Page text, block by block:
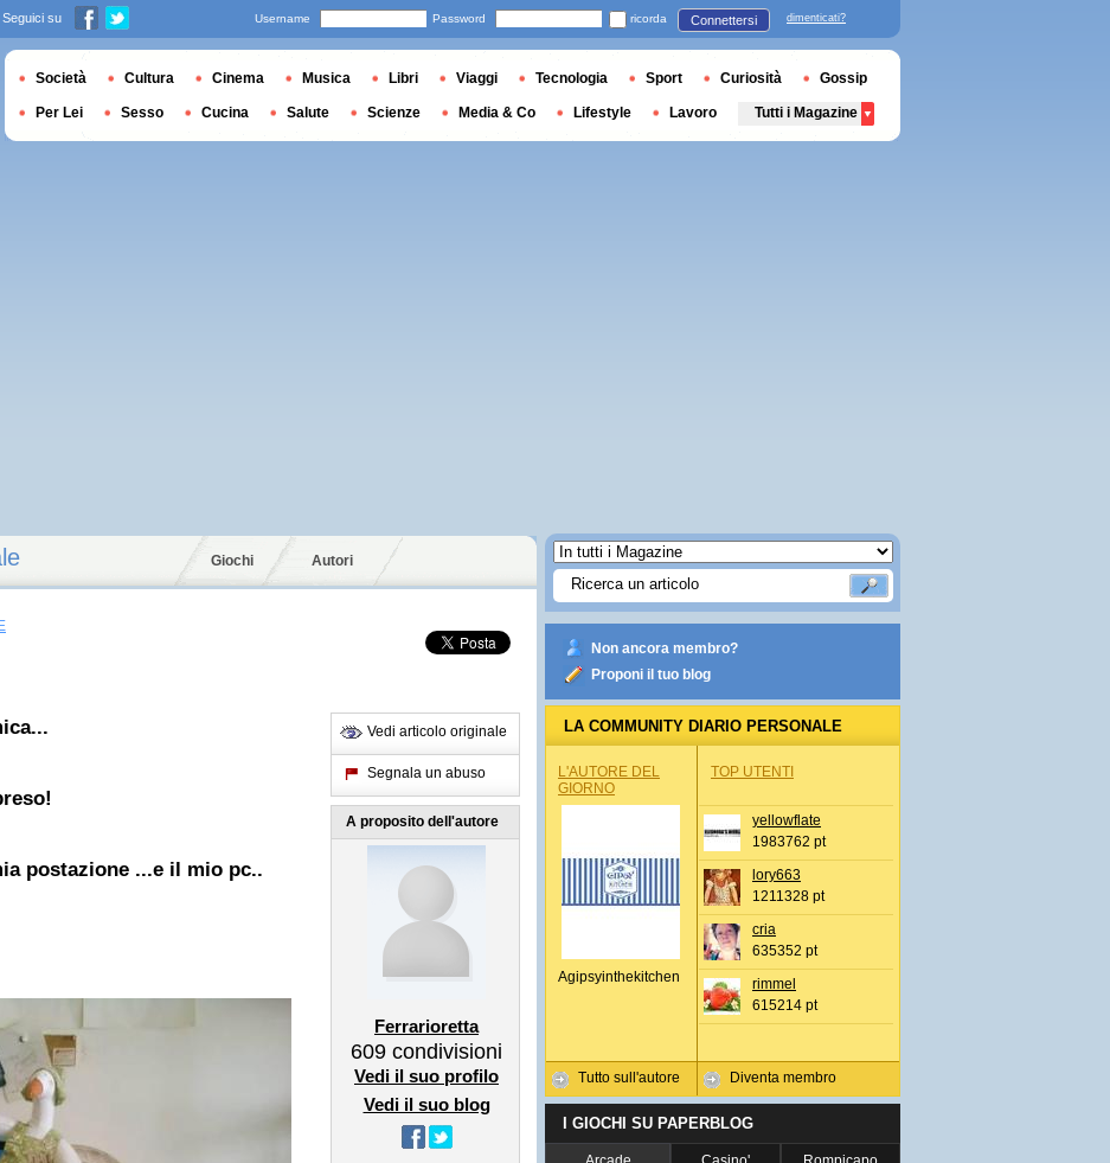
Giochi Autori
postazione ...e il mio pc..
Vedi articolo originale
Segnala un abuso
A proposito dell'autore
Ferrarioretta
609 condivisioni
Vedi il suo profilo
Vedi il suo blog
Non ancora membro?
Proponi il tuo blog
LA COMMUNITY DIARIO PERSONALE
L'AUTORE DEL
GIORNO
Agipsyinthekitchen
Tutto sull'autore
TOP UTENTI
yellowflate
1983762 pt
lory663
1211328 pt
cria
635352 pt
rimmel
615214 pt
Diventa membro
I GIOCHI SU PAPERBLOG
Seguici su Username Password ricorda Connettersi dimenticati?
Società Cultura Cinema Musica Libri Viaggi Tecnologia Sport Curiosità Gossip
Per Lei Sesso Cucina Salute Scienze Media & Co Lifestyle Lavoro Tutti i Magazine